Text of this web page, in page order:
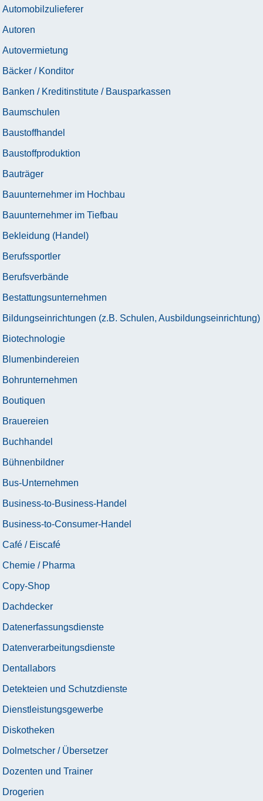
Automobilzulieferer
Autoren
Autovermietung
Bäcker / Konditor
Banken / Kreditinstitute / Bausparkassen
Baumschulen
Baustoffhandel
Baustoffproduktion
Bauträger
Bauunternehmer im Hochbau
Bauunternehmer im Tiefbau
Bekleidung (Handel)
Berufssportler
Berufsverbände
Bestattungsunternehmen
Bildungseinrichtungen (z.B. Schulen, Ausbildungseinrichtung)
Biotechnologie
Blumenbindereien
Bohrunternehmen
Boutiquen
Brauereien
Buchhandel
Bühnenbildner
Bus-Unternehmen
Business-to-Business-Handel
Business-to-Consumer-Handel
Café / Eiscafé
Chemie / Pharma
Copy-Shop
Dachdecker
Datenerfassungsdienste
Datenverarbeitungsdienste
Dentallabors
Detekteien und Schutzdienste
Dienstleistungsgewerbe
Diskotheken
Dolmetscher / Übersetzer
Dozenten und Trainer
Drogerien